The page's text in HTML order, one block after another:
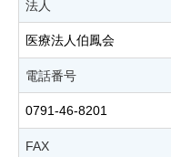
法人
医療法人伯鳳会
電話番号
0791-46-8201
FAX